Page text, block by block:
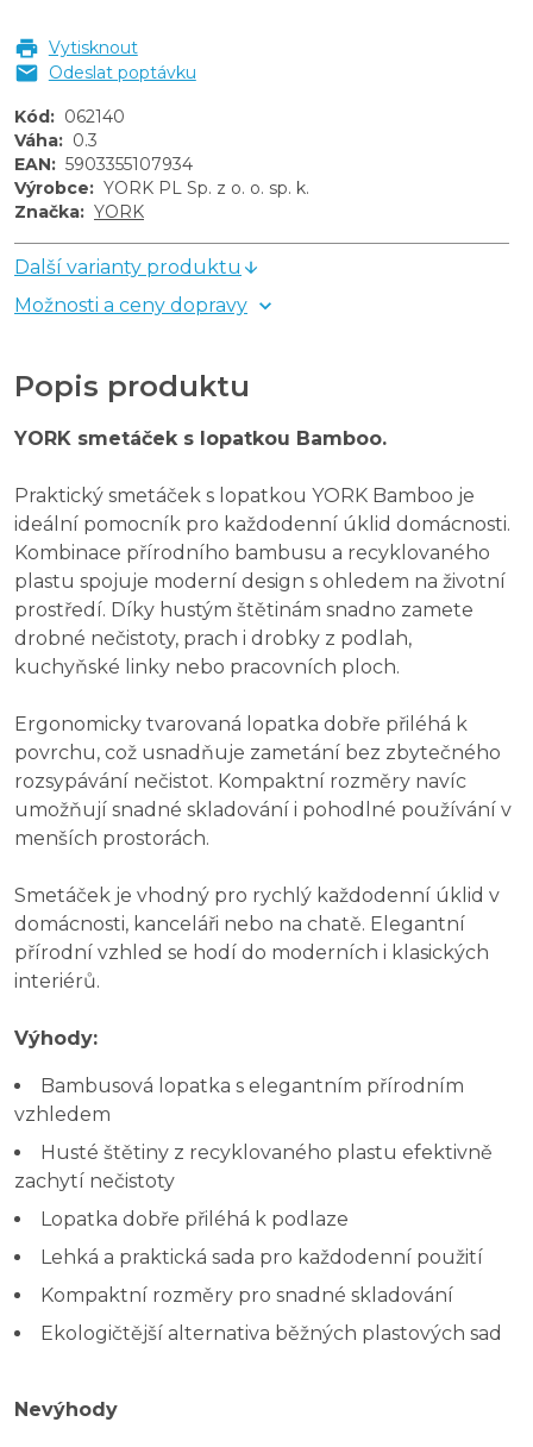
Vytisknout
Odeslat poptávku
Kód: 062140
Váha: 0.3
EAN: 5903355107934
Výrobce: YORK PL Sp. z o. o. sp. k.
Značka: YORK
Další varianty produktu
Možnosti a ceny dopravy
Popis produktu
YORK smetáček s lopatkou Bamboo.
Praktický smetáček s lopatkou YORK Bamboo je
ideální pomocník pro každodenní úklid domácnosti.
Kombinace přírodního bambusu a recyklovaného
plastu spojuje moderní design s ohledem na životní
prostředí. Díky hustým štětinám snadno zamete
drobné nečistoty, prach i drobky z podlah,
kuchyňské linky nebo pracovních ploch.
Ergonomicky tvarovaná lopatka dobře přiléhá k
povrchu, což usnadňuje zametání bez zbytečného
rozsypávání nečistot. Kompaktní rozměry navíc
umožňují snadné skladování i pohodlné používání v
menších prostorách.
Smetáček je vhodný pro rychlý každodenní úklid v
domácnosti, kanceláři nebo na chatě. Elegantní
přírodní vzhled se hodí do moderních i klasických
interiérů.
Výhody:
Bambusová lopatka s elegantním přírodním
vzhledem
Husté štětiny z recyklovaného plastu efektivně
zachytí nečistoty
Lopatka dobře přiléhá k podlaze
Lehká a praktická sada pro každodenní použití
Kompaktní rozměry pro snadné skladování
Ekologičtější alternativa běžných plastových sad
Nevýhody